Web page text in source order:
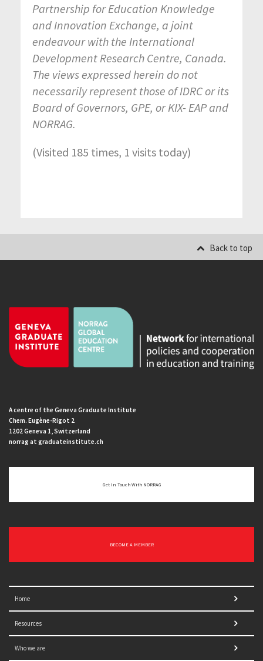
Partnership for Education Knowledge
and Innovation Exchange, a joint
endeavour with the International
Development Research Centre, Canada.
The views expressed herein do not
necessarily represent those of IDRC or its
Board of Governors, GPE, or KIX- EAP and
NORRAG.
(Visited 185 times, 1 visits today)
Back to top
A centre of the Geneva Graduate Institute
Chem. Eugène-Rigot 2
1202 Geneva 1, Switzerland
norrag at graduateinstitute.ch
Get In Touch With NORRAG
BECOME A MEMBER
Home
Resources
Who we are